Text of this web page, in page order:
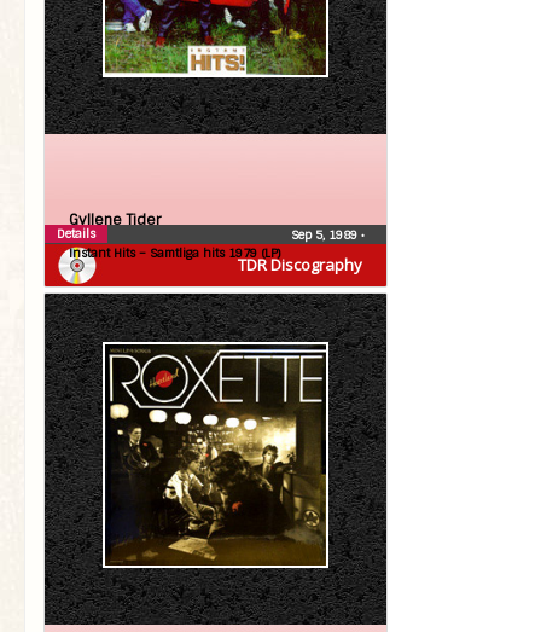
TDR Discography
Gyllene Tider
Instant Hits – Samtliga hits 1979 (LP)
Sep 5, 1989 •
Details